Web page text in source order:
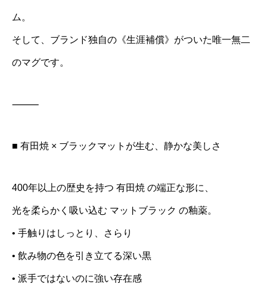
ム。
そして、ブランド独自の《生涯補償》がついた唯一無二
のマグです。
⸻
■ 有田焼 × ブラックマットが生む、静かな美しさ
400年以上の歴史を持つ 有田焼 の端正な形に、
光を柔らかく吸い込む マットブラック の釉薬。
• 手触りはしっとり、さらり
• 飲み物の色を引き立てる深い黒
• 派手ではないのに強い存在感